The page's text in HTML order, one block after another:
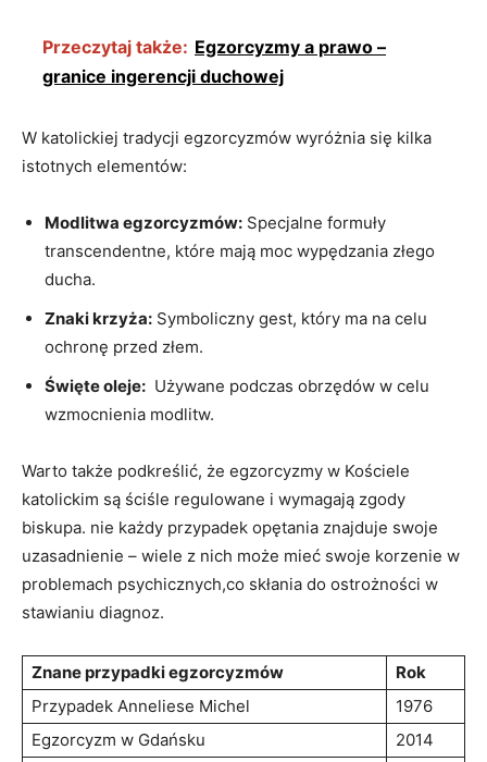
Przeczytaj także: Egzorcyzmy a prawo –
granice ingerencji duchowej
W katolickiej tradycji ‍egzorcyzmów wyróżnia się ⁤kilka
istotnych⁤ elementów:
Modlitwa egzorcyzmów: Specjalne formuły
transcendentne, które mają moc wypędzania złego
ducha.
Znaki krzyża: Symboliczny‍ gest, który ma na celu
ochronę przed‍ złem.
Święte​ oleje: ‍ Używane podczas obrzędów w‌ celu
wzmocnienia modlitw.
Warto także podkreślić,⁢ że ⁣egzorcyzmy w Kościele
katolickim są ściśle regulowane i wymagają zgody
biskupa. ⁢nie każdy przypadek opętania znajduje swoje
⁣uzasadnienie – ⁣wiele z nich ‍może ⁣mieć swoje korzenie w
problemach psychicznych,co skłania do ostrożności w
stawianiu​ diagnoz.
Znane przypadki egzorcyzmów
Rok
Przypadek Anneliese ⁣Michel
1976
Egzorcyzm⁢ w⁤ Gdańsku
2014